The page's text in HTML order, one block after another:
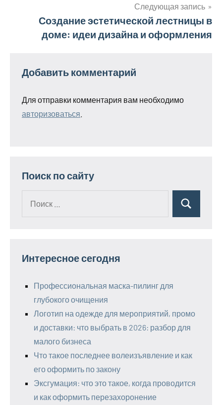
Следующая запись
Создание эстетической лестницы в
доме: идеи дизайна и оформления
Добавить комментарий
Для отправки комментария вам необходимо
авторизоваться
Поиск по сайту
Поиск
Интересное сегодня
Профессиональная маска-пилинг для
глубокого очищения
Логотип на одежде для мероприятий, промо
и доставки: что выбрать в 2026: разбор для
малого бизнеса
Что такое последнее волеизъявление и как
его оформить по закону
Эксгумация: что это такое, когда проводится
и как оформить перезахоронение